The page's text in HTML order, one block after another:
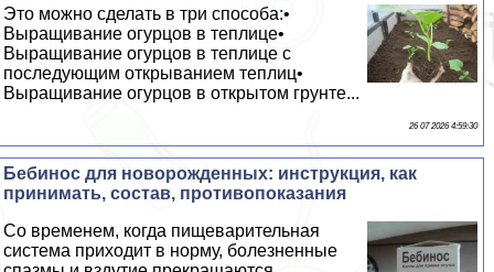
Это можно сделать в три способа:•
Выращивание огурцов в теплице•
Выращивание огурцов в теплице с
последующим открыванием теплиц•
Выращивание огурцов в открытом грунте...
26 07 2026 4:59:30
Бебинос для новорожденных: инструкция, как
принимать, состав, противопоказания
Со временем, когда пищеварительная
система приходит в норму, болезненные